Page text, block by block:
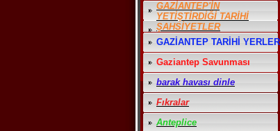
GAZİANTEP'İN
YETİŞTİRDİĞİ TARİHİ
ŞAHSİYETLER
GAZİANTEP TARİHİ YERLER
Gaziantep Savunması
barak havası dinle
Fıkralar
Anteplice